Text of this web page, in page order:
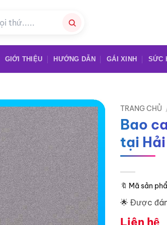
GIỚI THIỆU HƯỚNG DẪN GÁI XINH SỨC
TRANG CHỦ
Bao
tại
🔖 Mã sản
🌟 Được
Liên hệ